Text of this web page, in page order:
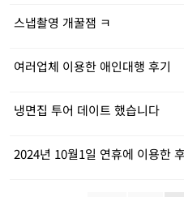
스냅촬영 개꿀잼 ㅋ
여러업체 이용한 애인대행 후기
냉면집 투어 데이트 했습니다
2024년 10월1일 연휴에 이용한